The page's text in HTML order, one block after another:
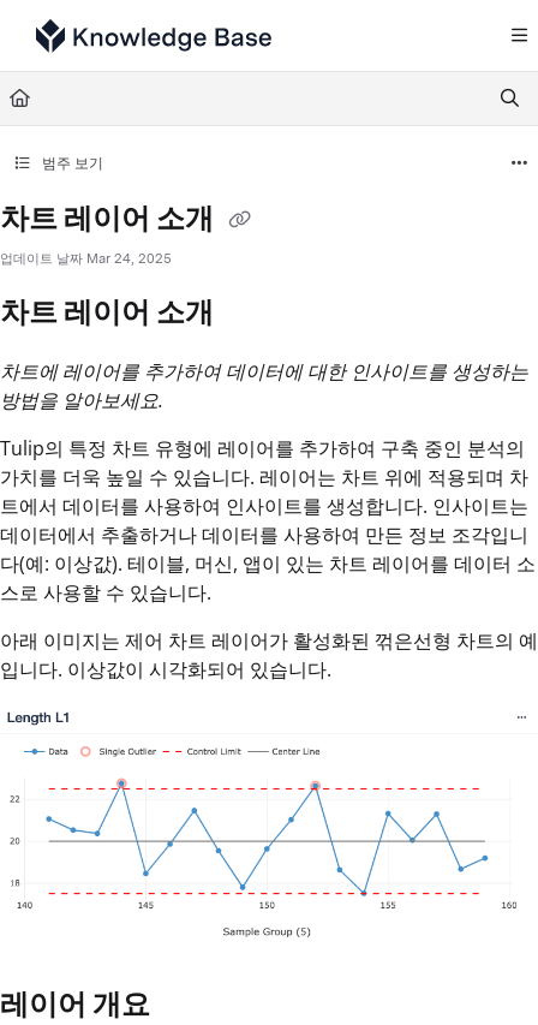
Documentation Index
Fetch the complete documentation index at:
Use this file to discover all available pages before exploring further.
범주 보기
차트 레이어 소개
업데이트 날짜 Mar 24, 2025
차트 레이어 소개
차트에 레이어를 추가하여 데이터에 대한 인사이트를 생성하는
방법을 알아보세요.
Tulip의 특정 차트 유형에 레이어를 추가하여 구축 중인 분석의
가치를 더욱 높일 수 있습니다. 레이어는 차트 위에 적용되며 차
트에서 데이터를 사용하여 인사이트를 생성합니다. 인사이트는
데이터에서 추출하거나 데이터를 사용하여 만든 정보 조각입니
다(예: 이상값). 테이블, 머신, 앱이 있는 차트 레이어를 데이터 소
스로 사용할 수 있습니다.
아래 이미지는 제어 차트 레이어가 활성화된 꺾은선형 차트의 예
입니다. 이상값이 시각화되어 있습니다.
레이어 개요